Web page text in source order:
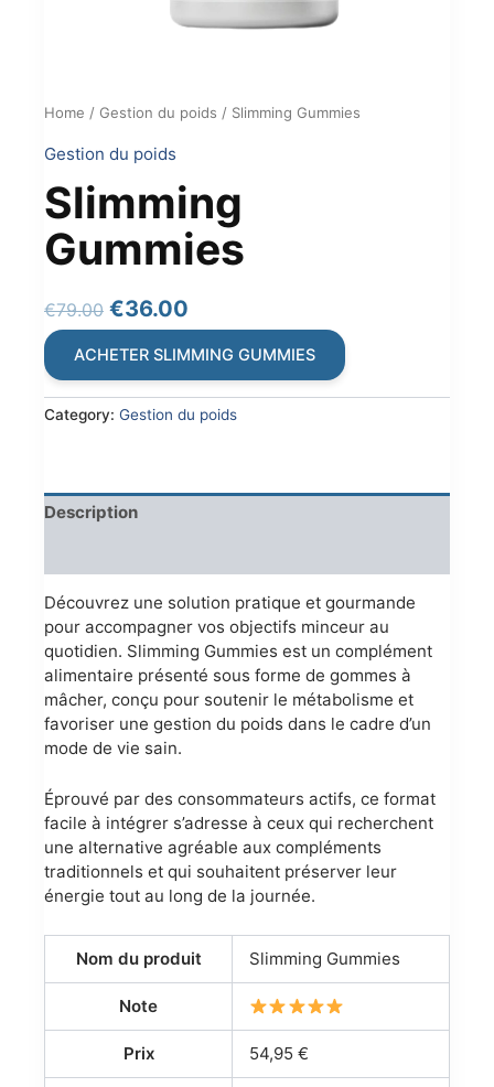
Home / Gestion du poids / Slimming Gummies
Gestion du poids
Slimming
Gummies
€79.00 Original
€79.00.
€36.00
€36.00.
ACHETER SLIMMING GUMMIES
Category: Gestion du poids
Description
Découvrez une solution pratique et gourmande
pour accompagner vos objectifs minceur au
quotidien. Slimming Gummies est un complément
alimentaire présenté sous forme de gommes à
mâcher, conçu pour soutenir le métabolisme et
favoriser une gestion du poids dans le cadre d’un
mode de vie sain.
Éprouvé par des consommateurs actifs, ce format
facile à intégrer s’adresse à ceux qui recherchent
une alternative agréable aux compléments
traditionnels et qui souhaitent préserver leur
énergie tout au long de la journée.
Nom du produit Slimming Gummies
Note
Prix 54,95 €